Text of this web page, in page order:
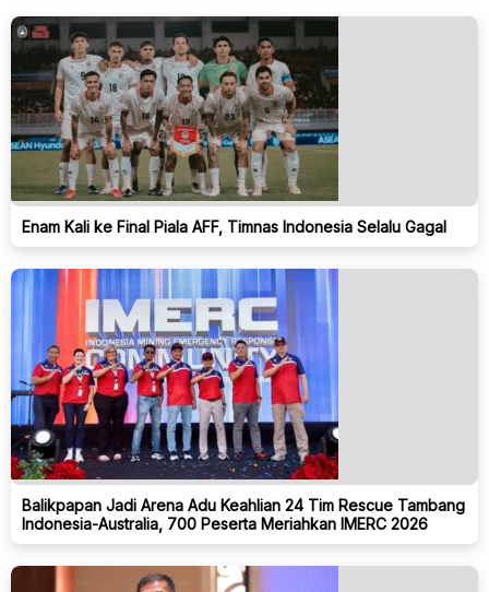
Enam Kali ke Final Piala AFF, Timnas Indonesia Selalu Gagal
Balikpapan Jadi Arena Adu Keahlian 24 Tim Rescue Tambang
Indonesia-Australia, 700 Peserta Meriahkan IMERC 2026